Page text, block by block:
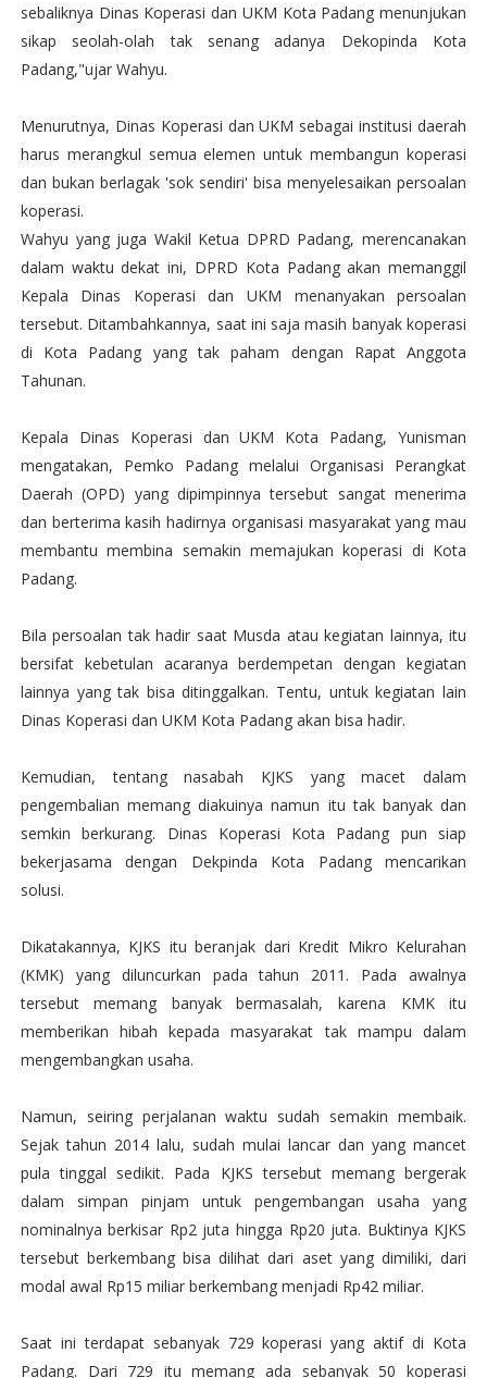
sebaliknya Dinas Koperasi dan UKM Kota Padang menunjukan
sikap seolah-olah tak senang adanya Dekopinda Kota
Padang,"ujar Wahyu.
Menurutnya, Dinas Koperasi dan UKM sebagai institusi daerah
harus merangkul semua elemen untuk membangun koperasi
dan bukan berlagak 'sok sendiri' bisa menyelesaikan persoalan
koperasi.
Wahyu yang juga Wakil Ketua DPRD Padang, merencanakan
dalam waktu dekat ini, DPRD Kota Padang akan memanggil
Kepala Dinas Koperasi dan UKM menanyakan persoalan
tersebut. Ditambahkannya, saat ini saja masih banyak koperasi
di Kota Padang yang tak paham dengan Rapat Anggota
Tahunan.
Kepala Dinas Koperasi dan UKM Kota Padang, Yunisman
mengatakan, Pemko Padang melalui Organisasi Perangkat
Daerah (OPD) yang dipimpinnya tersebut sangat menerima
dan berterima kasih hadirnya organisasi masyarakat yang mau
membantu membina semakin memajukan koperasi di Kota
Padang.
Bila persoalan tak hadir saat Musda atau kegiatan lainnya, itu
bersifat kebetulan acaranya berdempetan dengan kegiatan
lainnya yang tak bisa ditinggalkan. Tentu, untuk kegiatan lain
Dinas Koperasi dan UKM Kota Padang akan bisa hadir.
Kemudian, tentang nasabah KJKS yang macet dalam
pengembalian memang diakuinya namun itu tak banyak dan
semkin berkurang. Dinas Koperasi Kota Padang pun siap
bekerjasama dengan Dekpinda Kota Padang mencarikan
solusi.
Dikatakannya, KJKS itu beranjak dari Kredit Mikro Kelurahan
(KMK) yang diluncurkan pada tahun 2011. Pada awalnya
tersebut memang banyak bermasalah, karena KMK itu
memberikan hibah kepada masyarakat tak mampu dalam
mengembangkan usaha.
Namun, seiring perjalanan waktu sudah semakin membaik.
Sejak tahun 2014 lalu, sudah mulai lancar dan yang mancet
pula tinggal sedikit. Pada KJKS tersebut memang bergerak
dalam simpan pinjam untuk pengembangan usaha yang
nominalnya berkisar Rp2 juta hingga Rp20 juta. Buktinya KJKS
tersebut berkembang bisa dilihat dari aset yang dimiliki, dari
modal awal Rp15 miliar berkembang menjadi Rp42 miliar.
Saat ini terdapat sebanyak 729 koperasi yang aktif di Kota
Padang. Dari 729 itu memang ada sebanyak 50 koperasi